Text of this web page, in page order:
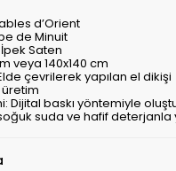
d’Orient
de Minuit
Saten
veya 140x140 cm
çevrilerek yapılan el dikişi
üretim
Dijital baskı yöntemiyle
suda ve hafif deterjanla